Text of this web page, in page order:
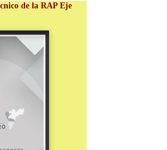
de la RAP Eje